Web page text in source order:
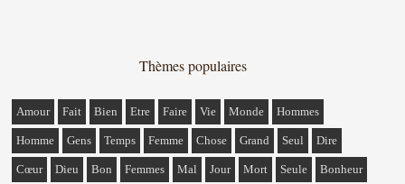
Thèmes populaires
Amour Fait Bien Etre Faire Vie Monde Hommes
Homme Gens Temps Femme Chose Grand Seul Dire
Cœur Dieu Bon Femmes Mal Jour Mort Seule Bonheur